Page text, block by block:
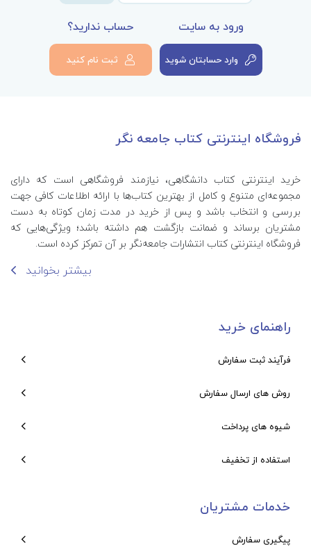
ورود به سایت
وارد حسابتان شوید
حساب ندارید؟
ثبت نام کنید
فروشگاه اینترنتی کتاب جامعه نگر
خرید اینترنتی کتاب‌ دانشگاهی، نیازمند فروشگاهی است که دارای
مجموعه‌ای متنوع و کامل از بهترین کتاب‌ها با ارائه اطلاعات کافی جهت
بررسی و انتخاب باشد و پس از خرید در مدت زمان کوتاه به دست
مشتریان برساند و ضمانت بازگشت هم داشته باشد؛ ویژگی‌هایی که
فروشگاه اینترنتی کتاب انتشارات جامعه‌نگر بر آن تمرکز کرده است.
بیشتر بخوانید
راهنمای خرید
فرآیند ثبت سفارش
روش های ارسال سفارش
شیوه های پرداخت
استفاده از تخفیف
خدمات مشتریان
پیگیری سفارش